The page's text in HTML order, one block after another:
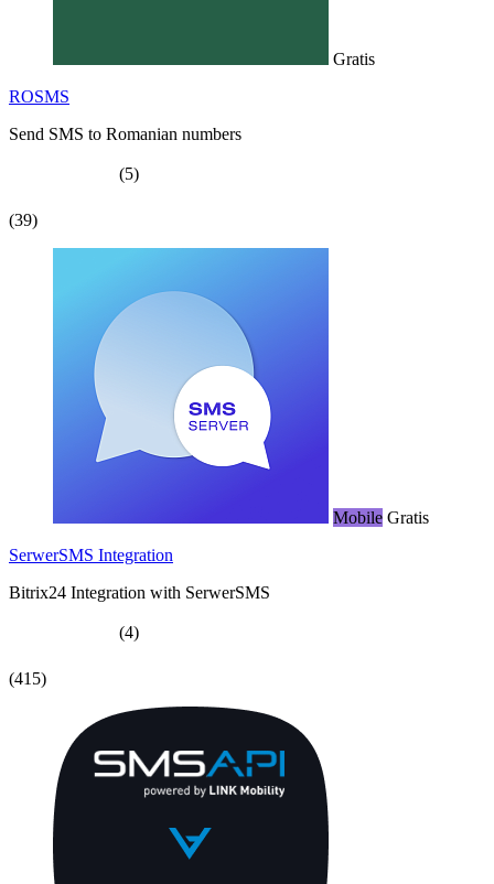
Gratis
ROSMS
Send SMS to Romanian numbers
(5)
(39)
Mobile Gratis
SerwerSMS Integration
Bitrix24 Integration with SerwerSMS
(4)
(415)